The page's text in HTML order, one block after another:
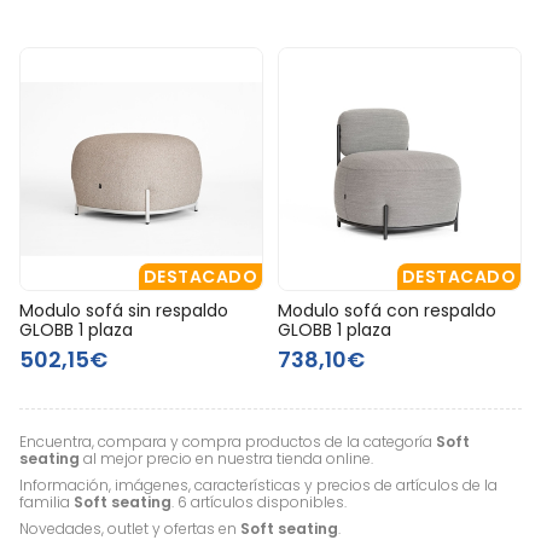
Encuentra, compara y compra productos de la categoría Soft
seating al mejor precio en nuestra tienda online.
Información, imágenes, características y precios de artículos de la
familia Soft seating. 6 artículos disponibles.
Novedades, outlet y ofertas en Soft seating.
DESTACADO
Modulo sofá sin respaldo
GLOBB 1 plaza
502,15€
DESTACADO
Modulo sofá con respaldo
GLOBB 1 plaza
738,10€